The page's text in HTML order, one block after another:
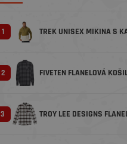
1 TREK UNISEX MIKINA S
2 FIVETEN FLANELOVÁ
3 TROY LEE DESIGNS